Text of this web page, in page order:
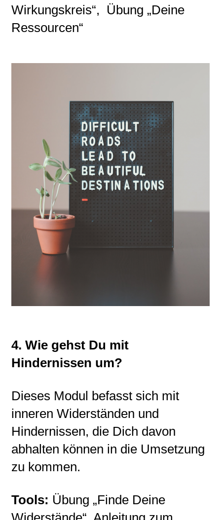
Wirkungskreis“, Übung „Deine
Ressourcen“
4. Wie gehst Du mit
Hindernissen um?
Dieses Modul befasst sich mit
inneren Widerständen und
Hindernissen, die Dich davon
abhalten können in die Umsetzung
zu kommen.
Tools: Übung „Finde Deine